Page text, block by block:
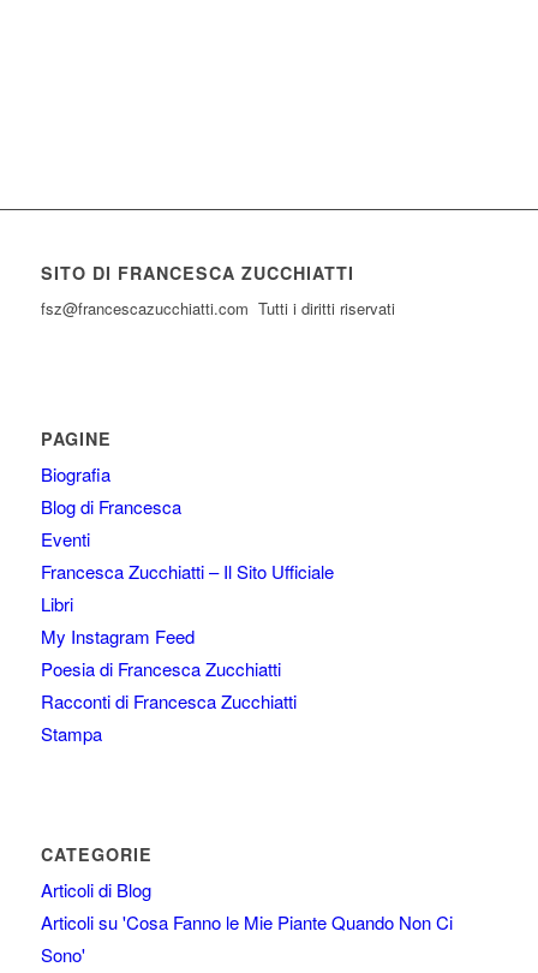
SITO DI FRANCESCA ZUCCHIATTI
fsz@francescazucchiatti.com Tutti i diritti riservati
PAGINE
Biografia
Blog di Francesca
Eventi
Francesca Zucchiatti – Il Sito Ufficiale
Libri
My Instagram Feed
Poesia di Francesca Zucchiatti
Racconti di Francesca Zucchiatti
Stampa
CATEGORIE
Articoli di Blog
Articoli su 'Cosa Fanno le Mie Piante Quando Non Ci
Sono'